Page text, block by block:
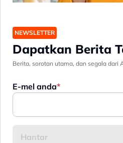
NEWSLETTER
Dapatkan Berita
Berita, sorotan utama, dan segala dari
E-mel anda